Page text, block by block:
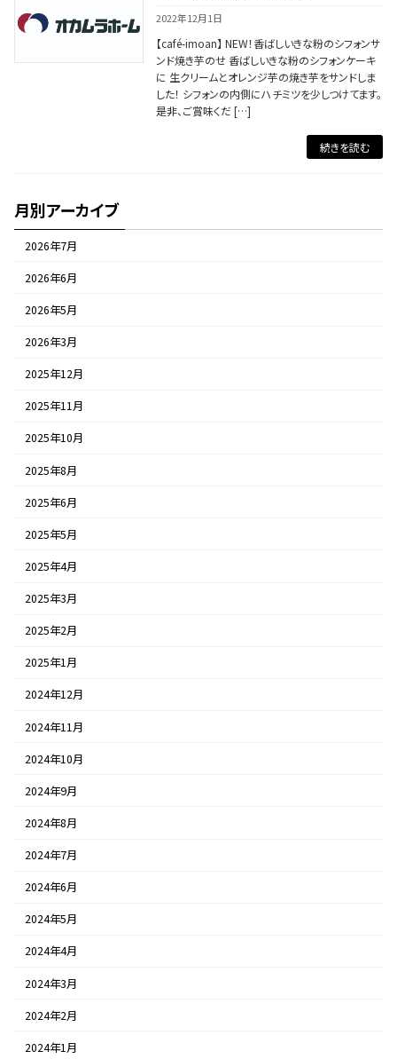
2022年12月1日
【café-imoan】 NEW！香ばしいきな粉のシフォンサ
ンド焼き芋のせ 香ばしいきな粉のシフォンケーキ
に 生クリームとオレンジ芋の焼き芋をサンドしま
した！ シフォンの内側にハチミツを少しつけてます。
是非、ご賞味くだ […]
続きを読む
月別アーカイブ
2026年7月
2026年6月
2026年5月
2026年3月
2025年12月
2025年11月
2025年10月
2025年8月
2025年6月
2025年5月
2025年4月
2025年3月
2025年2月
2025年1月
2024年12月
2024年11月
2024年10月
2024年9月
2024年8月
2024年7月
2024年6月
2024年5月
2024年4月
2024年3月
2024年2月
2024年1月